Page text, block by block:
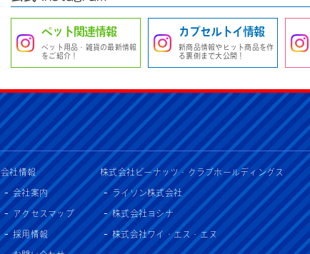
ペット関連情報
ペット用品・雑貨の最新情報
をご紹介！
カプセルトイ情報
新商品情報やヒット商品を作
る裏側まで大公開！
会社情報
会社案内
アクセスマップ
採用情報
株式会社ピーナッツ・クラブホールディングス
ライソン株式会社
株式会社ヨシナ
株式会社ワイ・エス・エヌ